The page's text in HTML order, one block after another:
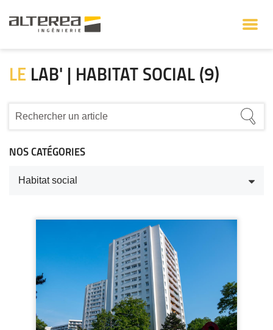
LE LAB' | HABITAT SOCIAL (9)
NOS CATÉGORIES
Habitat social